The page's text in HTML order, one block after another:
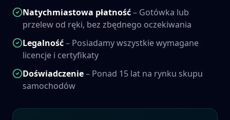
Natychmiastowa płatność– Gotówka lub
przelew od ręki, bez zbędnego oczekiwania
Legalność– Posiadamy wszystkie wymagane
licencje i certyfikaty
Doświadczenie– Ponad 15 lat na rynku skupu
samochodów